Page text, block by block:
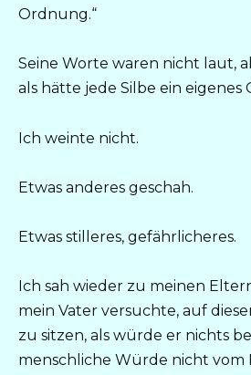
Ordnung.“
Seine Worte waren nicht laut,
als hätte jede Silbe ein eigenes
Ich weinte nicht.
Etwas anderes geschah.
Etwas stilleres, gefährlicheres.
Ich sah wieder zu meinen
mein Vater versuchte, auf
zu sitzen, als würde er nichts
menschliche Würde nicht vom